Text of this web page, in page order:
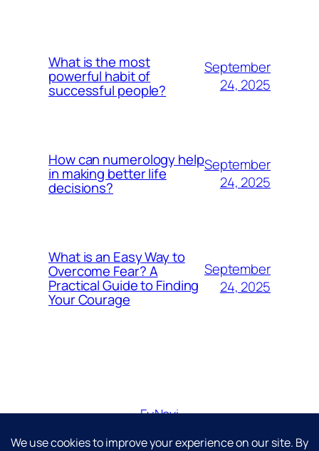
What is the most
powerful habit of
successful people?
September
24, 2025
How can numerology help
in making better life
decisions?
September
24, 2025
What is an Easy Way to
Overcome Fear? A
Practical Guide to Finding
Your Courage
September
24, 2025
FuNavi